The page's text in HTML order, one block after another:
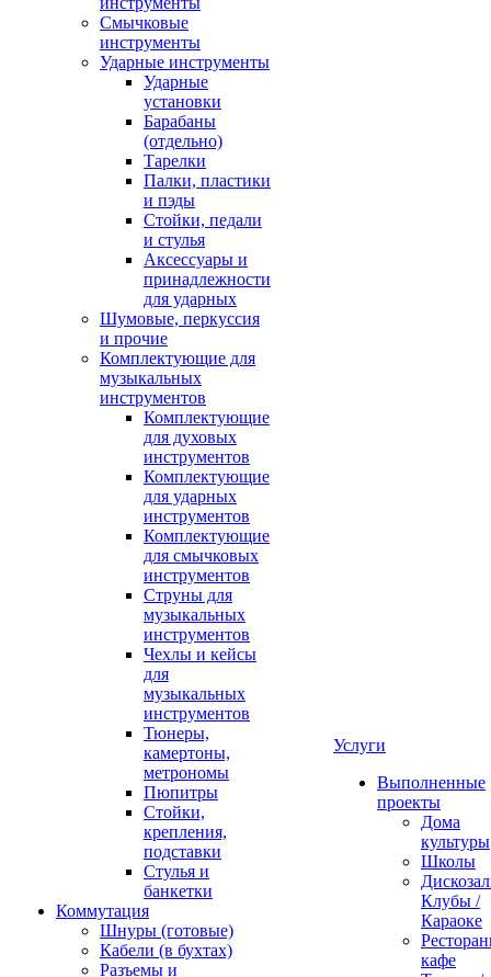
Смычковые
инструменты
Ударные инструменты
Ударные
установки
Барабаны
(отдельно)
Тарелки
Палки, пластики
и пэды
Стойки, педали
и стулья
Аксессуары и
принадлежности
для ударных
Шумовые, перкуссия
и прочие
Комплектующие для
музыкальных
инструментов
Комплектующие
для духовых
инструментов
Комплектующие
для ударных
инструментов
Комплектующие
для смычковых
инструментов
Струны для
музыкальных
инструментов
Чехлы и кейсы
для
музыкальных
инструментов
Тюнеры,
камертоны,
метрономы
Пюпитры
Стойки,
крепления,
подставки
Стулья и
банкетки
Коммутация
Шнуры (готовые)
Кабели (в бухтах)
Разъемы и
Услуги
Выполненные
проекты
Дома
культуры
Школы
Клубы /
Караоке
кафе